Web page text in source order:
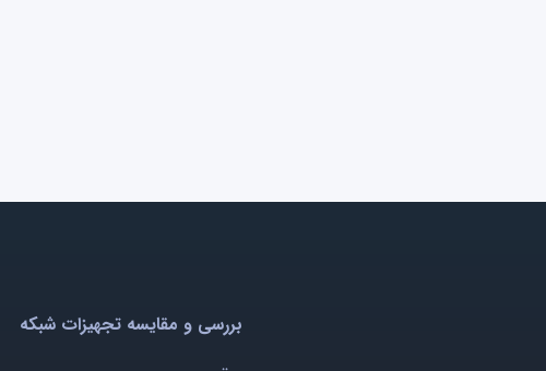
بررسی و مقایسه تجهیزات شبکه